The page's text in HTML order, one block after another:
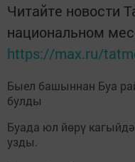
Читайте новости
национальном
https://max.ru/
Быел башыннан Буа
булды
Буада юл йөрү
узды.